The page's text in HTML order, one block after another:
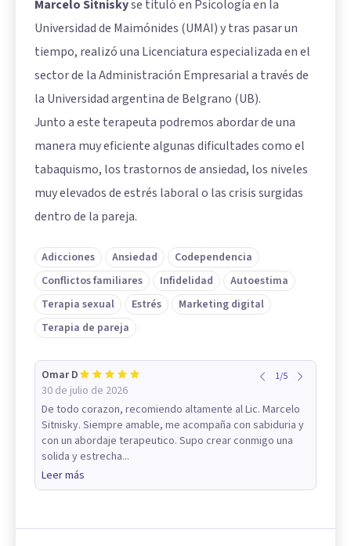
Marcelo Sitniskyse tituló en Psicología en la
Universidad de Maimónides (UMAI) y tras pasar un
tiempo, realizó una Licenciatura especializada en el
sector de la Administración Empresarial a través de
la Universidad argentina de Belgrano (UB).
Junto a este terapeuta podremos abordar de una
manera muy eficiente algunas dificultades como el
tabaquismo, los trastornos de ansiedad, los niveles
muy elevados de estrés laboral o las crisis surgidas
dentro de la pareja.
Adicciones Ansiedad
Codependencia
Conflictos familiares
Infidelidad
Autoestima
Terapia sexual
Estrés
Marketing digital
Terapia de pareja
Omar D
30 de julio de 2026
1/5
De todo corazon, recomiendo altamente al Lic. Marcelo
Sitnisky. Siempre amable, me acompaña con sabiduria y
con un abordaje terapeutico. Supo crear conmigo una
solida y estrecha...
Leer más